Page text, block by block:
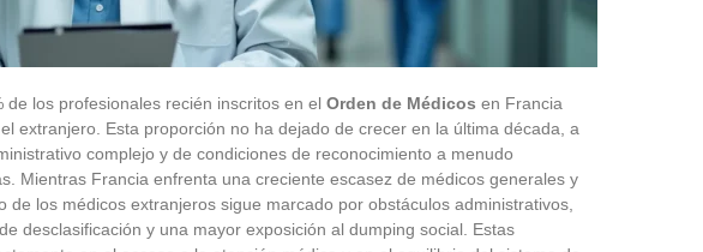
de los profesionales recién inscritos en el Orden de Médicos en Francia
extranjero. Esta proporción no ha dejado de crecer en la última década, a
complejo y de condiciones de reconocimiento a menudo
Mientras Francia enfrenta una creciente escasez de médicos generales y
de los médicos extranjeros sigue marcado por obstáculos administrativos,
desclasificación y una mayor exposición al dumping social. Estas